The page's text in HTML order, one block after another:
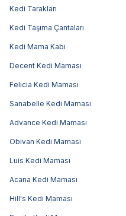
Kedi Tarakları
Kedi Taşıma Çantaları
Kedi Mama Kabı
Decent Kedi Maması
Felicia Kedi Maması
Sanabelle Kedi Maması
Advance Kedi Maması
Obivan Kedi Maması
Luis Kedi Maması
Acana Kedi Maması
Hill's Kedi Maması